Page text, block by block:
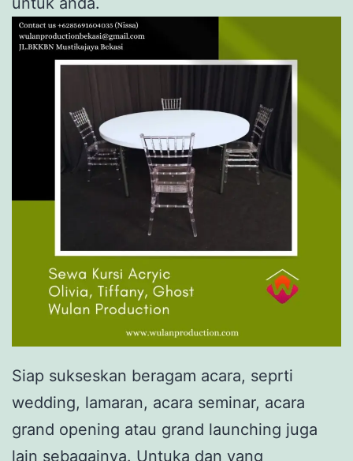
Siap sukseskan beragam acara, seprti
wedding, lamaran, acara seminar, acara
grand opening atau grand launching juga
lain sebagainya. Untuka dan yang